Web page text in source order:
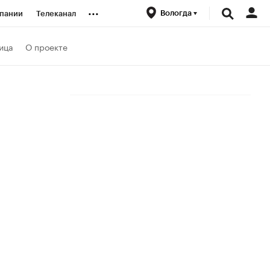
Телеканал ... Вологда
О проекте